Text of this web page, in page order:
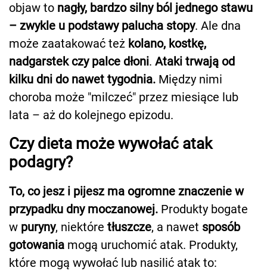
objaw to nagły, bardzo silny ból jednego stawu
– zwykle u podstawy palucha stopy. Ale dna
może zaatakować też kolano, kostkę,
nadgarstek czy palce dłoni. Ataki trwają od
kilku dni do nawet tygodnia. Między nimi
choroba może "milczeć" przez miesiące lub
lata – aż do kolejnego epizodu.
Czy dieta może wywołać atak
podagry?
To, co jesz i pijesz ma ogromne znaczenie w
przypadku dny moczanowej. Produkty bogate
w puryny, niektóre tłuszcze, a nawet sposób
gotowania mogą uruchomić atak. Produkty,
które mogą wywołać lub nasilić atak to: